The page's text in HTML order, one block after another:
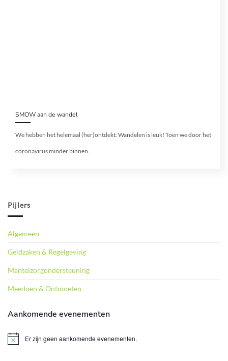
Pijlers
Algemeen
Geldzaken & Regelgeving
Mantelzorgondersteuning
Meedoen & Ontmoeten
Aankomende evenementen
BerichtEr zijn geen aankomende evenementen.
SMOW aan de wandel
We hebben het helemaal (her)ontdekt: Wandelen is leuk! Toen we door het
coronavirus minder binnen..